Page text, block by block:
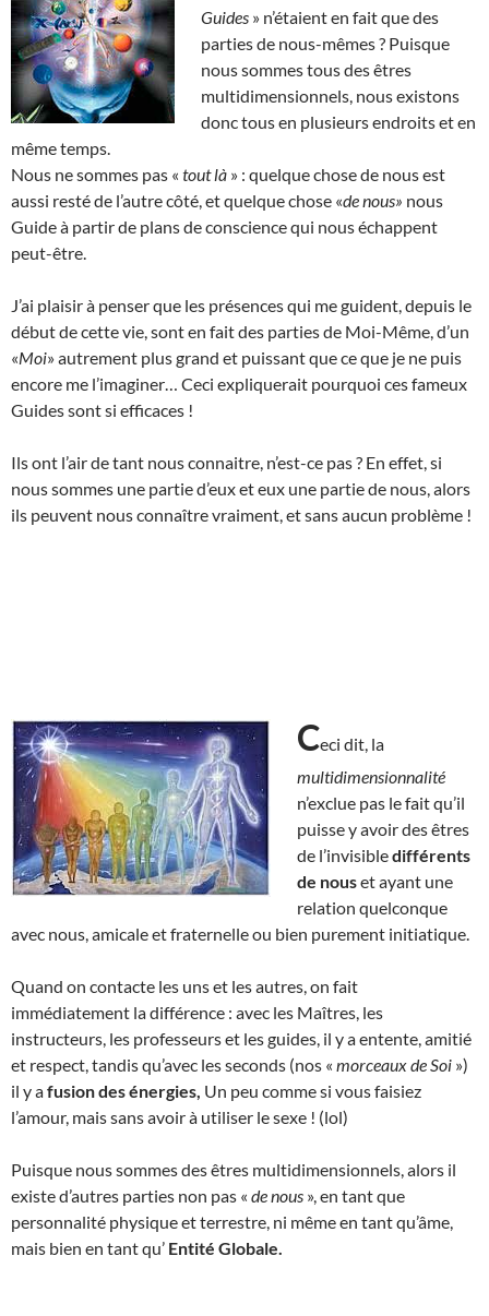
Guides » n’étaient en fait que des
parties de nous-mêmes ? Puisque
nous sommes tous des êtres
multidimensionnels, nous existons
donc tous en plusieurs endroits et en
même temps.
Nous ne sommes pas « tout là » : quelque chose de nous est
aussi resté de l’autre côté, et quelque chose «de nous» nous
Guide à partir de plans de conscience qui nous échappent
peut-être.
J’ai plaisir à penser que les présences qui me guident, depuis le
début de cette vie, sont en fait des parties de Moi-Même, d’un
«Moi» autrement plus grand et puissant que ce que je ne puis
encore me l’imaginer… Ceci expliquerait pourquoi ces fameux
Guides sont si efficaces !
Ils ont l’air de tant nous connaitre, n’est-ce pas ? En effet, si
nous sommes une partie d’eux et eux une partie de nous, alors
ils peuvent nous connaître vraiment, et sans aucun problème !
Ceci dit, la
multidimensionnalité
n’exclue pas le fait qu’il
puisse y avoir des êtres
de l’invisibledifférents
de nouset ayant une
relation quelconque
avec nous, amicale et fraternelle ou bien purement initiatique.
Quand on contacte les uns et les autres, on fait
immédiatement la différence : avec les Maîtres, les
instructeurs, les professeurs et les guides, il y a entente, amitié
et respect, tandis qu’avec les seconds (nos « morceaux de Soi »)
il y afusion des énergies, Un peu comme si vous faisiez
l’amour, mais sans avoir à utiliser le sexe ! (lol)
Puisque nous sommes des êtres multidimensionnels, alors il
existe d’autres parties non pas « de nous », en tant que
personnalité physique et terrestre, ni même en tant qu’âme,
mais bien en tant qu’ Entité Globale.